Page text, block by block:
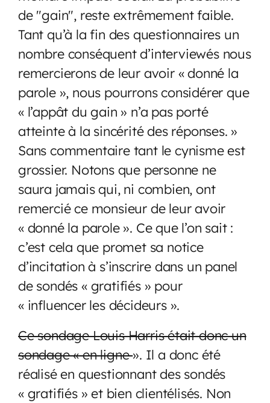
de "gain", reste extrêmement faible.
Tant qu’à la fin des questionnaires un
nombre conséquent d’interviewés nous
remercierons de leur avoir « donné la
parole », nous pourrons considérer que
« l’appât du gain » n’a pas porté
atteinte à la sincérité des réponses. »
Sans commentaire tant le cynisme est
grossier. Notons que personne ne
saura jamais qui, ni combien, ont
remercié ce monsieur de leur avoir
« donné la parole ». Ce que l’on sait :
c’est cela que promet sa notice
d’incitation à s’inscrire dans un panel
de sondés « gratifiés » pour
« influencer les décideurs ».
Ce sondage Louis Harris était donc un
sondage « en ligne». Il a donc été
réalisé en questionnant des sondés
« gratifiés » et bien clientélisés. Non